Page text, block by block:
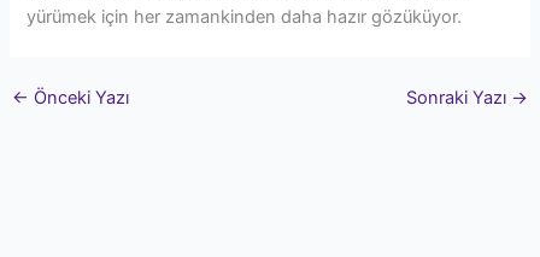
yürümek için her zamankinden daha hazır gözüküyor.
← Önceki Yazı Sonraki Yazı →